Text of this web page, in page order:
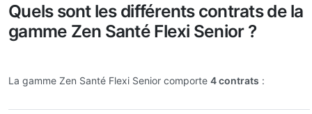
Quels sont les différents contrats de la
gamme Zen Santé Flexi Senior ?
La gamme Zen Santé Flexi Senior comporte 4 contrats :